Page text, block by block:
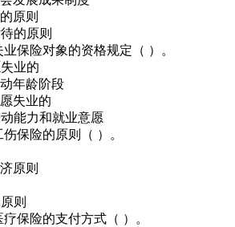
原则
的原则
保险对象的资格规定（ ）。
业的
年龄阶段
失业的
能力和就业意愿
保险的原则（ ）。
原则
则
保险的支付方式（ ）。